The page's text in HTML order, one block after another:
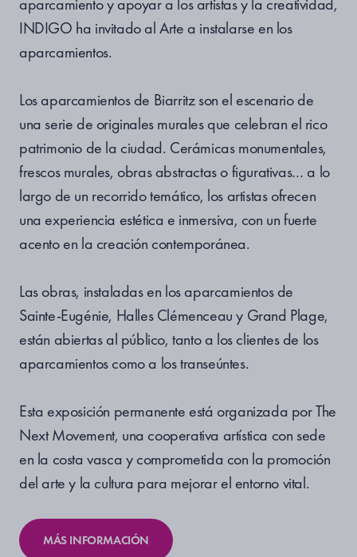
INDIGO ha invitado al Arte a instalarse en los
aparcamientos.
Los aparcamientos de Biarritz son el escenario de
una serie de originales murales que celebran el rico
patrimonio de la ciudad. Cerámicas monumentales,
frescos murales, obras abstractas o figurativas… a lo
largo de un recorrido temático, los artistas ofrecen
una experiencia estética e inmersiva, con un fuerte
acento en la creación contemporánea.
Las obras, instaladas en los aparcamientos de
Sainte-Eugénie, Halles Clémenceau y Grand Plage,
están abiertas al público, tanto a los clientes de los
aparcamientos como a los transeúntes.
Esta exposición permanente está organizada por The
Next Movement, una cooperativa artística con sede
en la costa vasca y comprometida con la promoción
del arte y la cultura para mejorar el entorno vital.
MÁS INFORMACIÓN